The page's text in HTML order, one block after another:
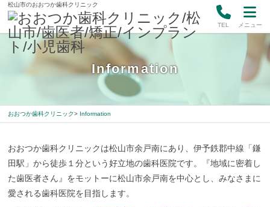
松山市のおおつか歯科クリニック
TEL メニュー
Information
おおつか歯科クリニック Information
0
1
6
年
おおつか歯科クリニックは松山市余戸南にあり、伊予鉄郡中線「鎌
田駅」から徒歩１分という好立地の歯科医院です。『地域に密着し
た歯医者さん』をモットーに松山市余戸南を中心とし、みなさまに
愛される歯科医院を目指します。